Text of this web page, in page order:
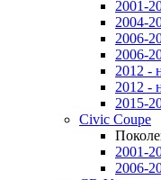
2001-
2004-
2006-
2006-
2012 -
2012 -
2015-
Civic Coupe
2001-
2006-